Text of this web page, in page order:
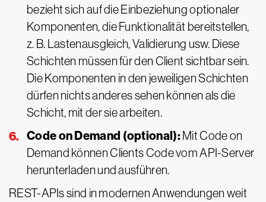
bezieht sich auf die Einbeziehung optionaler
Komponenten, die Funktionalität bereitstellen,
z. B. Lastenausgleich, Validierung usw. Diese
Schichten müssen für den Client sichtbar sein.
Die Komponenten in den jeweiligen Schichten
dürfen nichts anderes sehen können als die
Schicht, mit der sie arbeiten.
Code on Demand (optional):Mit Code on
Demand können Clients Code vom API-Server
herunterladen und ausführen.
REST-APIs sind in modernen Anwendungen weit